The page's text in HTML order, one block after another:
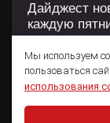
Сайт использует
использования
Мы используем
пользоваться
использования
Дайджест
каждую